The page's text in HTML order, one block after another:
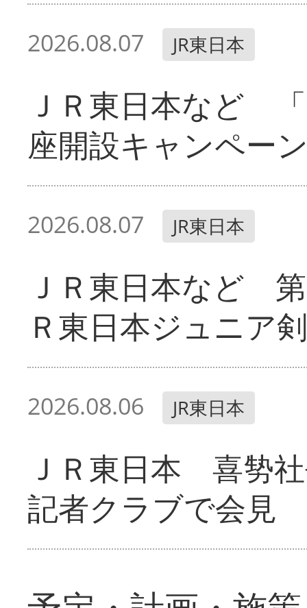
2026.08.07 JR東日本
ＪＲ東日本など
座開設キャンペー
2026.08.07 JR東日本
ＪＲ東日本など
Ｒ東日本ジュニア
2026.08.06 JR東日本
ＪＲ東日本 喜㔟
記者クラブで会見